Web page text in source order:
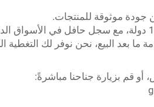
بعد البيع، نحن نوفر لك التغطية
أو قم بزيارة جناحنا مباشرةً: